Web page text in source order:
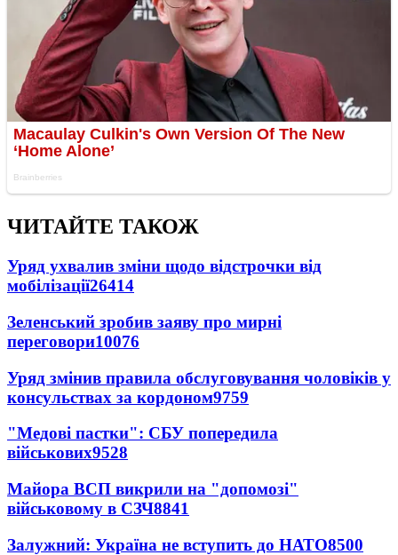
ЧИТАЙТЕ ТАКОЖ
Уряд ухвалив зміни щодо відстрочки від
мобілізації26414
Зеленський зробив заяву про мирні
переговори10076
Уряд змінив правила обслуговування чоловіків у
консульствах за кордоном9759
"Медові пастки": СБУ попередила
військових9528
Майора ВСП викрили на "допомозі"
військовому в СЗЧ8841
Залужний: Україна не вступить до НАТО8500